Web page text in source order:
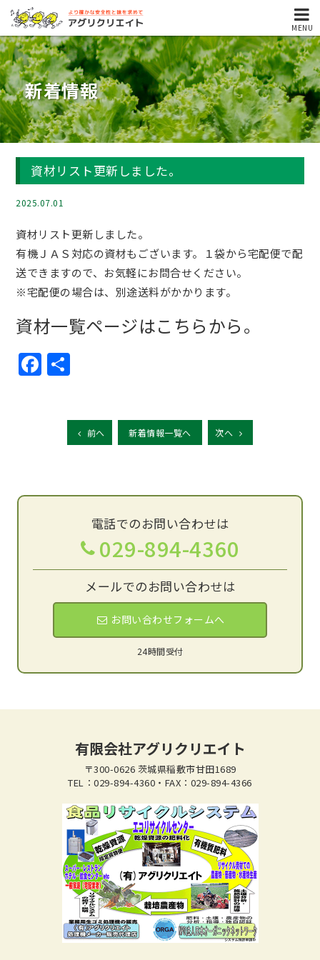
MENU
新着情報
資材リスト更新しました。
2025.07.01
資材リスト更新しました。
有機ＪＡＳ対応の資材もございます。１袋から宅配便で配
送できますので、お気軽にお問合せください。
※宅配便の場合は、別途送料がかかります。
資材一覧ページはこちらから。
Facebook
前へ 新着情報一覧へ 次へ
電話でのお問い合わせは
029-894-4360
メールでのお問い合わせは
お問い合わせフォームへ
24時間受付
有限会社アグリクリエイト
〒300-0626 茨城県稲敷市甘田1689
TEL：029-894-4360・FAX：029-894-4366